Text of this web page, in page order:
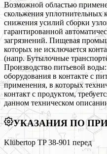
Возможной областью
скольжения уплотнительных
снижения усилий сборки
гарантированной
загрязнений. Пищевая
которых не исключается
(напр. Бутылочные
Производство питьевой
оборудования в контакте с
применения, в которых
контакт с продуктом,
данном техническом
УКАЗАНИЯ ПО
Klübertop TP 38-901 перед